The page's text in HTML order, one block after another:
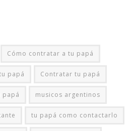
Cómo contratar a tu papá
papá Contratar tu papá
papá musicos argentinos
tu papá como contactarlo